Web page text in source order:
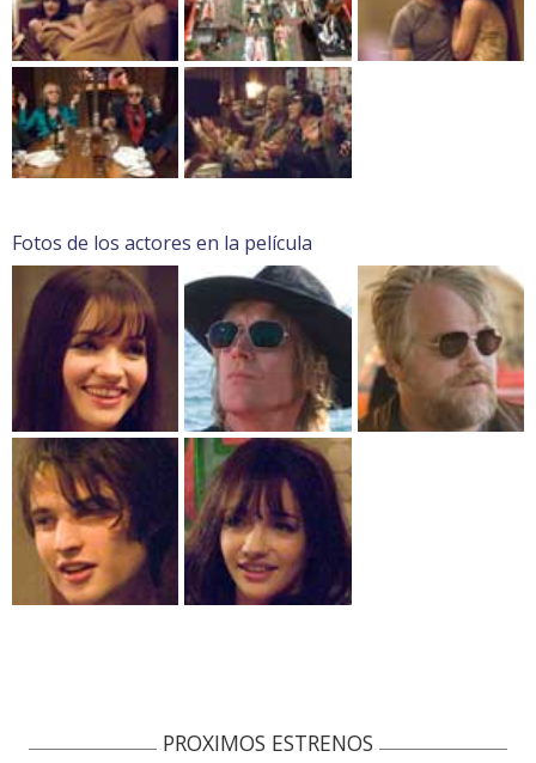
Fotos de los actores en la película
PROXIMOS ESTRENOS